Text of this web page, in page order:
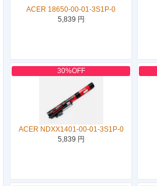
ACER 18650-00-01-3S1P-0
5,839 円
30%OFF
ACER NDXX1401-00-01-3S1P-0
5,839 円